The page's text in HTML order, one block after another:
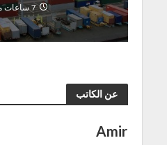
7 ساعات مضى
عن الكاتب
Amir